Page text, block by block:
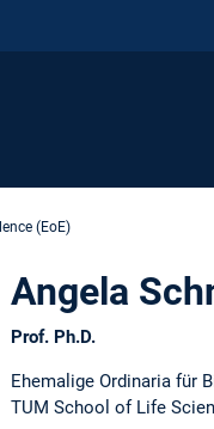
(EoE)
Angela
Prof. Ph.D.
Ehemalige Ordinaria für
TUM School of Life